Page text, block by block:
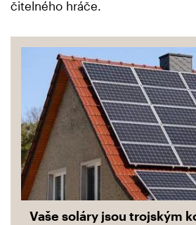
čitelného hráče.
Vaše soláry jsou trojským